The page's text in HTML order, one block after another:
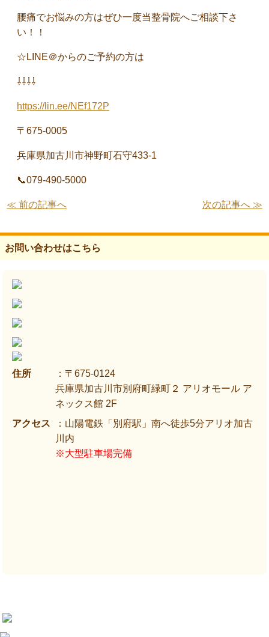
腰痛でお悩みの方はぜひ一度当整骨院へご相談下さ
い！！
☆LINE＠からのご予約の方は
⇩⇩⇩⇩
https://lin.ee/NEf172P
〒675-0005
兵庫県加古川市神野町石守433-1
📞079-490-5000
≪ 前の記事へ 次の記事へ ≫
お問い合わせはこちら
住所
：〒675-0124
兵庫県加古川市別府町緑町２ アリオモール ア
ネックス館 2F
アクセス
：山陽電鉄「別府駅」南へ徒歩5分アリオ加古
川内
※大型駐車場完備